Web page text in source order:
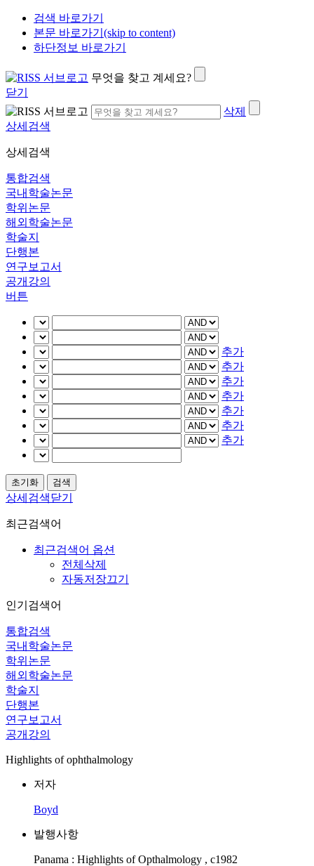
검색 바로가기
본문 바로가기(skip to content)
하단정보 바로가기
무엇을 찾고 계세요?
닫기
삭제
상세검색
상세검색
통합검색
국내학술논문
학위논문
해외학술논문
학술지
단행본
연구보고서
공개강의
버튼
추가
추가
추가
추가
추가
추가
추가
상세검색닫기
최근검색어
최근검색어 옵션
전체삭제
자동저장끄기
인기검색어
통합검색
국내학술논문
학위논문
해외학술논문
학술지
단행본
연구보고서
공개강의
Highlights of ophthalmology
저자
Boyd
발행사항
Panama : Highlights of Opthalmology , c1982